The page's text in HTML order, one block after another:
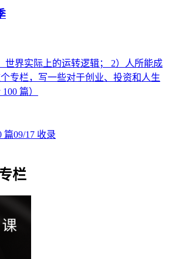
世界实际上的运转逻辑； 2）人所能成
专栏，写一些对于创业、投资和人生
篇）
篇09/17 收录
栏